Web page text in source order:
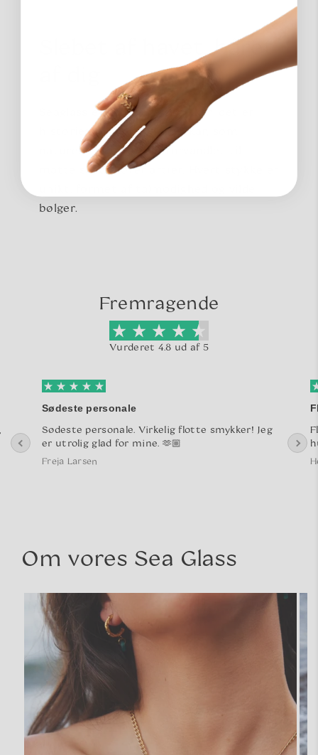
Slebet af havet, båret
Seaglass er ikke bare smykker; det er
historien om skarpe glasskår, som
naturens kræfter har forvandlet til
matte skatte over årtier. Hvert stykke er
bølger.
Fremragende
Vurderet 4.8 ud af 5
Sødeste personale
Sødeste personale. Virkelig flotte smykker! Jeg
er utrolig glad for mine. 🫶🏼
Freja Larsen
Om vores Sea Glass